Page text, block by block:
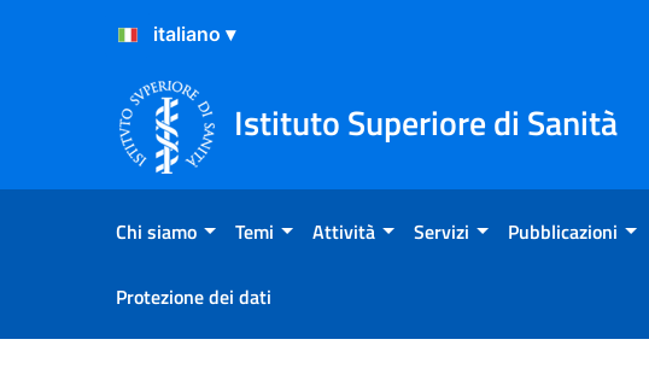
Salta al Contenuto
Salta al Footer
Istituto Superiore di Sanità
Chi siamo Temi Attività Servizi Pubblicazioni
Protezione dei dati